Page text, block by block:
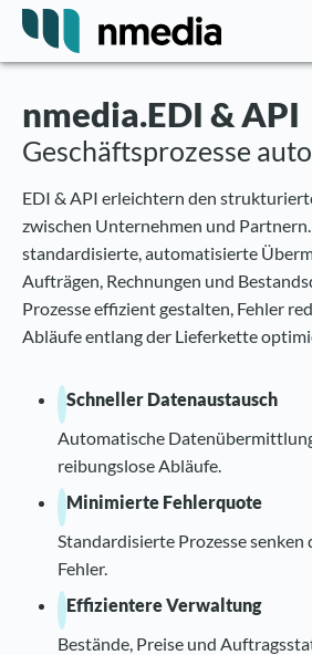
nmedia.EDI & API
Geschäftsprozesse
EDI & API erleichtern den
zwischen Unternehmen und
standardisierte, automatisierte
Aufträgen, Rechnungen und
Prozesse effizient gestalten, Fehler
Abläufe entlang der Lieferkette
Schneller Datenaustausch
Automatische
reibungslose Abläufe.
Minimierte Fehlerquote
Standardisierte Prozesse senken
Fehler.
Effizientere Verwaltung
Bestände, Preise und